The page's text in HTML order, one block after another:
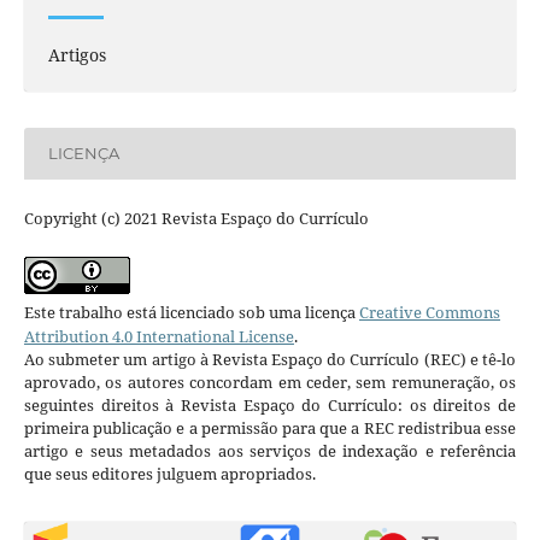
Artigos
LICENÇA
Copyright (c) 2021 Revista Espaço do Currículo
Este trabalho está licenciado sob uma licençaCreative Commons
Attribution 4.0 International License.
Ao submeter um artigo à Revista Espaço do Currículo (REC) e tê-lo
aprovado, os autores concordam em ceder, sem remuneração, os
seguintes direitos à Revista Espaço do Currículo: os direitos de
primeira publicação e a permissão para que a REC redistribua esse
artigo e seus metadados aos serviços de indexação e referência
que seus editores julguem apropriados.